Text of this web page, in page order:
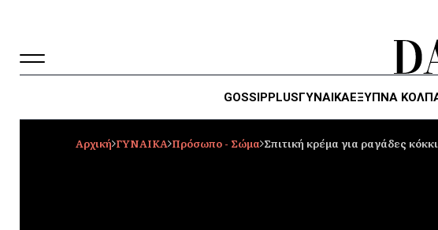
GOSSIPPLUSΓΥΝΑΙΚΑΈΞΥΠΝΑ
Αρχική ΓΥΝΑΙΚΑ Πρόσωπο - Σώμα Σπιτική κρέμα για ραγάδες